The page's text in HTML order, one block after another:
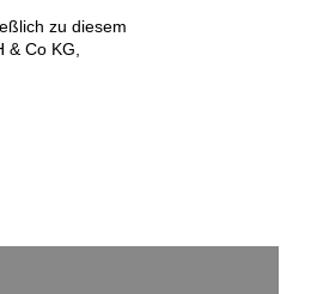
zu diesem
& Co KG,